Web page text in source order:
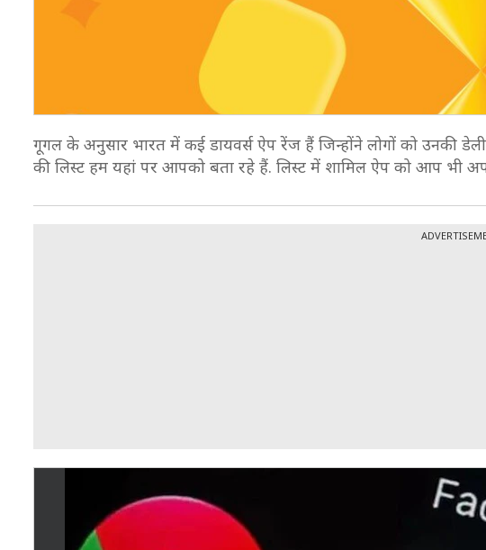
गूगल के अनुसार भारत में कई डायवर्स ऐप रेंज हैं जिन्होंने लोगों को उनकी
की लिस्ट हम यहां पर आपको बता रहे हैं. लिस्ट में शामिल ऐप को आप भी